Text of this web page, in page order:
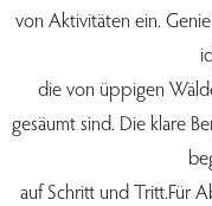
von Aktivitäten ein.
die von üppigen
gesäumt sind. Die klare
auf Schritt und Tritt.Für